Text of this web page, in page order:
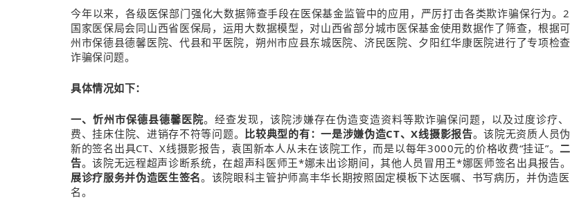
今年以来，各级医保部门强化大数据筛查手段在医保基金监管中的应用，严厉打击各类欺诈骗保行为。
国家医保局会同山西省医保局，运用大数据模型，对山西省部分城市医保基金使用数据作了筛查，根据
州市保德县德馨医院、代县和平医院，朔州市应县东城医院、济民医院、夕阳红华康医院进行了专项检
诈骗保问题。
具体情况如下：
一、忻州市保德县德馨医院。经查发现，该院涉嫌存在伪造变造资料等欺诈骗保问题，以及过度诊疗
费、挂床住院、进销存不符等问题。 比较典型的有：一是涉嫌伪造CT、X线摄影报告。该院无资质人员
新的签名出具CT、X线摄影报告，袁国新本人从未在该院工作，而是以每年3000元的价格收费“挂证”。
告。该院无远程超声诊断系统，在超声科医师王*娜未出诊期间，其他人员冒用王*娜医师签名出具报告。
展诊疗服务并伪造医生签名。该院眼科主管护师高丰华长期按照固定模板下达医嘱、书写病历，并伪造
名。